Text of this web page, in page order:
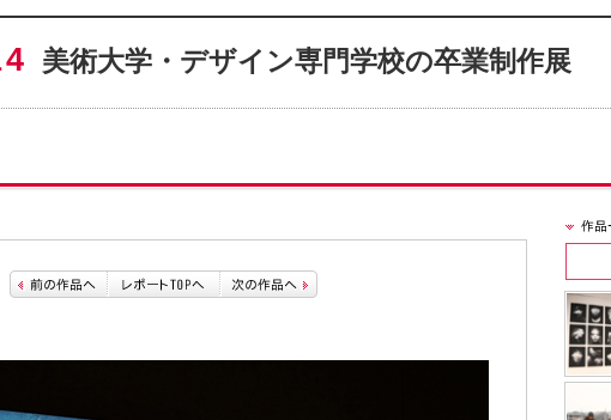
美術大学・デザイン専門学校の卒業制作展